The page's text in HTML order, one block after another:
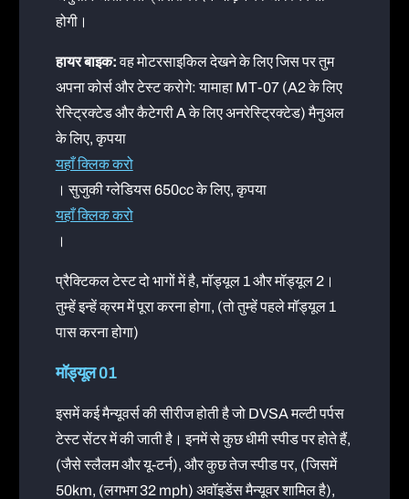
होगी।
हायर बाइक:वह मोटरसाइकिल देखने के लिए जिस पर तुम
अपना कोर्स और टेस्ट करोगे: यामाहा MT-07 (A2 के लिए
रेस्ट्रिक्टेड और कैटेगरी A के लिए अनरेस्ट्रिक्टेड) मैनुअल
के लिए, कृपया
यहाँ क्लिक करो
। सुजुकी ग्लेडियस 650cc के लिए, कृपया
यहाँ क्लिक करो
।
प्रैक्टिकल टेस्ट दो भागों में है, मॉड्यूल 1 और मॉड्यूल 2।
तुम्हें इन्हें क्रम में पूरा करना होगा, (तो तुम्हें पहले मॉड्यूल 1
पास करना होगा)
मॉड्यूल 01
इसमें कई मैन्यूवर्स की सीरीज होती है जो DVSA मल्टी पर्पस
टेस्ट सेंटर में की जाती है। इनमें से कुछ धीमी स्पीड पर होते हैं,
(जैसे स्लैलम और यू-टर्न), और कुछ तेज स्पीड पर, (जिसमें
50km, (लगभग 32 mph) अवॉइडेंस मैन्यूवर शामिल है),